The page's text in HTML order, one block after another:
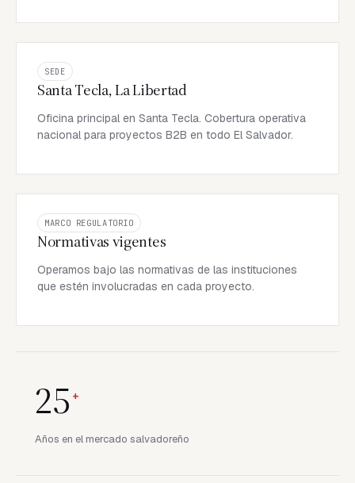
SEDE
Santa Tecla, La Libertad
Oficina principal en Santa Tecla. Cobertura operativa
nacional para proyectos B2B en todo El Salvador.
MARCO REGULATORIO
Normativas vigentes
Operamos bajo las normativas de las instituciones
que estén involucradas en cada proyecto.
25 +
Años en el mercado salvadoreño